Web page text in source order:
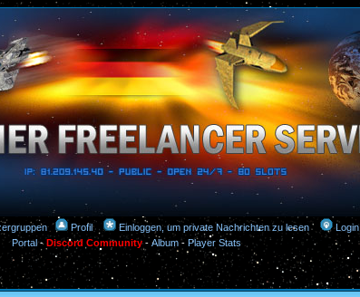
Profil Einloggen, um private Nachrichten zu lesen Login
Portal-Discord Community- Album- Player Stats